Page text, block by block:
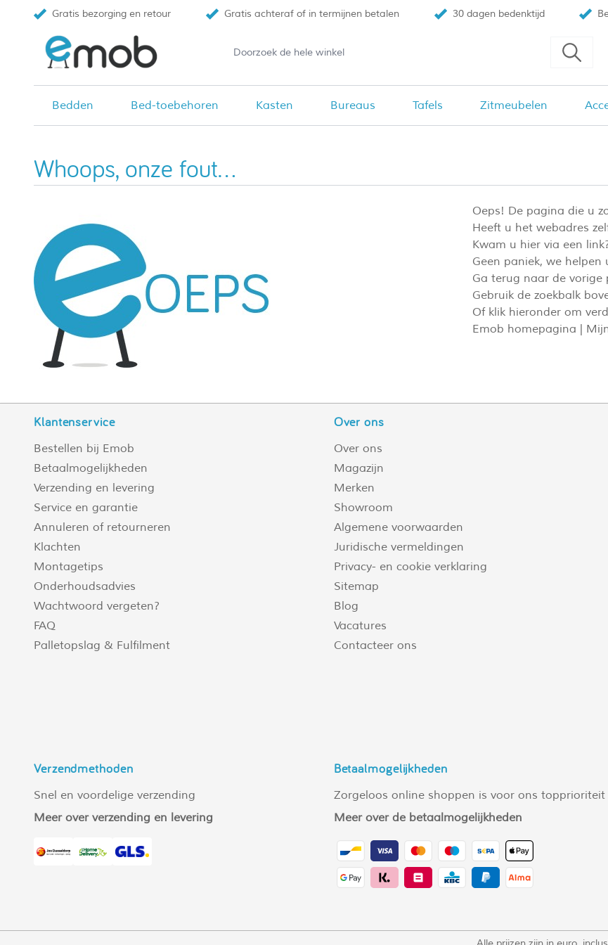
Gratis bezorging en retour Gratis achteraf of in termijnen betalen 30 dagen bedenktijd
Bedden Bed-toebehoren Kasten Bureaus Tafels Zitmeubelen
Whoops, onze fout...
Oeps! De pagina die u
Heeft u het webadres
Kwam u hier via een
Geen paniek, we
Ga terug naar de vorige
Gebruik de zoekbalk
Of klik hieronder om
Emob homepagina
Klantenservice
Bestellen bij Emob
Betaalmogelijkheden
Verzending en levering
Service en garantie
Annuleren of retourneren
Klachten
Montagetips
Onderhoudsadvies
Wachtwoord vergeten?
FAQ
Palletopslag & Fulfilment
Over ons
Over ons
Magazijn
Merken
Showroom
Algemene voorwaarden
Juridische vermeldingen
Privacy- en cookie verklaring
Sitemap
Blog
Vacatures
Contacteer ons
Verzendmethoden
Snel en voordelige verzending
Meer over verzending en levering
Betaalmogelijkheden
Zorgeloos online shoppen is voor ons topprioriteit
Meer over de betaalmogelijkheden